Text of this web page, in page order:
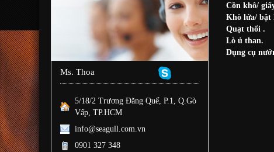
Ms. Thoa
5/18/2 Trương Đăng Quế, P.1, Q.Gò
Vấp, TP.HCM
info@seagull.com.vn
0901 327 348
Cồn khô/
Khò lửa/ bật
Quạt thổi .
Lò ủ than.
Dụng cụ